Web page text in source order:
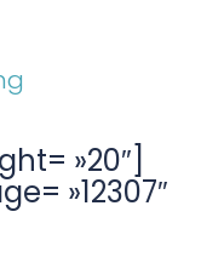
»20″]
»12307″